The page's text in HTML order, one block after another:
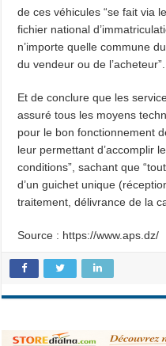
de ces véhicules “se fait via
fichier national
n’importe quelle commune
du vendeur ou de l’acheteur”.
Et de conclure que les
assuré tous les moyens
pour le bon fonctionnement
leur permettant d’accomplir
conditions”, sachant que
d’un guichet unique
traitement, délivrance de la
Source : https://www.aps.dz/